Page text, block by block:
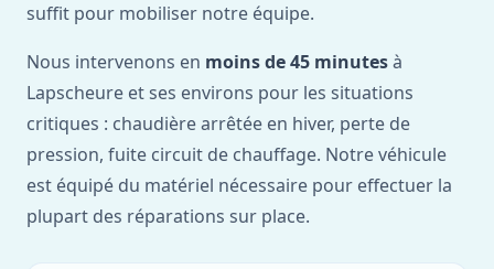
suffit pour mobiliser notre équipe.
Nous intervenons en moins de 45 minutesà
Lapscheure et ses environs pour les situations
critiques : chaudière arrêtée en hiver, perte de
pression, fuite circuit de chauffage. Notre véhicule
est équipé du matériel nécessaire pour effectuer la
plupart des réparations sur place.